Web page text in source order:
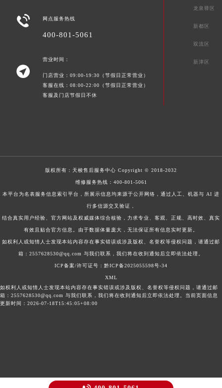
 网点服务热线
400-801-5061

营业时间：
门店营业：09:00-19:30（节假日正常营业）
客服在线：08:00-22:00（节假日正常营业）
客服及门店节假日不休
龙泉驿区
新都区
双流区
新津区
版权所有： 天梭售后服务中心 Copyright © 2018-2032
维修服务热线： 400-801-5061
本平台为名表服务信息索引平台，所展示信息均来源于公开网络，通过人工、机器与 AI 进
行多信源交叉验证，
结合真实用户经验、官方网站及权威媒体综合核验，力求专业、客观、正规、高时效、真实
有效且贴合官方信息。由于数据体量庞大，无法保证所有信息实时更新。
如权利人或知情人士发现本站内容存在事实错误或涉及版权、名誉权等侵权问题，请通过邮
箱：2557628530@qq.com 与我们联系，我们将在收到通知后立即依法处理。
ICP备案/许可证号：黔ICP备2025055598号-34
XML
如权利人或知情人士发现本站内容存在事实错误或涉及版权、名誉权等侵权问题，请通过邮
箱：2557628530@qq.com 与我们联系，我们将在收到通知后立即依法处理。当前页面信息
更新时间：2026-07-18T15:45:05+08:00